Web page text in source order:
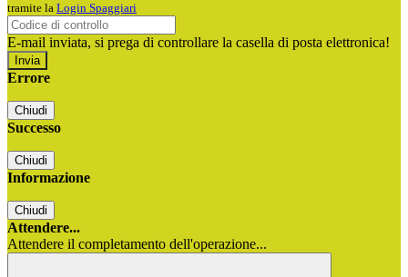
tramite la Login Spaggiari
E-mail inviata, si prega di controllare la casella di posta elettronica!
Errore
Chiudi
Successo
Chiudi
Informazione
Chiudi
Attendere...
Attendere il completamento dell'operazione...